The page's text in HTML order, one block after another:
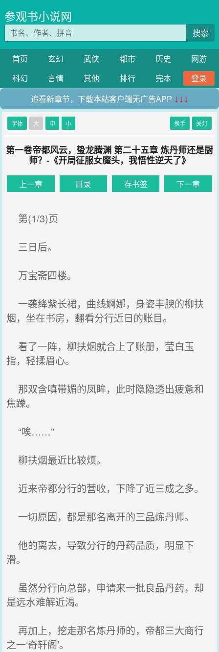
参观书小说网
搜索
首页 玄幻 武侠 都市 历史
网游
科幻
言情 其他 排行 完本
登录
追看新章节，下载本站客户端无广告APP ↓↓↓
字体 大 中 小 换手 关灯
第一卷帝都风云，蛰龙腾渊 第二十五章 炼丹师还是厨
师？-《开局征服女魔头，我悟性逆天了》
上一章 目录 存书签 下一章
第(1/3)页
三日后。
万宝斋四楼。
一袭绛紫长裙，曲线婀娜，身姿丰腴的柳扶
烟，坐在书房，翻看分行近日的账目。
看了一阵，柳扶烟就合上了账册，莹白玉
指，轻揉眉心。
那双含嗔带媚的凤眸，此时隐隐透出疲惫和
焦躁。
“唉……”
柳扶烟最近比较烦。
近来帝都分行的营收，下降了近三成之多。
一切原因，都是那名离开的三品炼丹师。
他的离去，导致分行的丹药品质，明显下
滑。
虽然分行向总部，申请来一批良品丹药，却
是远水难解近渴。
再加上，挖走那名炼丹师的，帝都三大商行
之一‘奇轩阁’。